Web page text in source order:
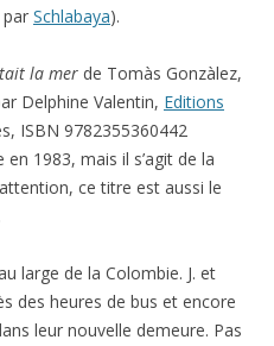
par Schlabaya).
la mer de Tomàs Gonzàlez,
Delphine Valentin, Editions
ISBN 9782355360442
1983, mais il s’agit de la
ce titre est aussi le
large de la Colombie. J. et
des heures de bus et encore
leur nouvelle demeure. Pas